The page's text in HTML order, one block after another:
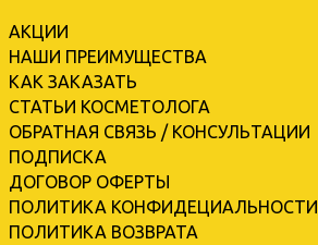
АКЦИИ
НАШИ ПРЕИМУЩЕСТВА
КАК ЗАКАЗАТЬ
СТАТЬИ КОСМЕТОЛОГА
ОБРАТНАЯ СВЯЗЬ / КОНСУЛЬТАЦИИ
ПОДПИСКА
ДОГОВОР ОФЕРТЫ
ПОЛИТИКА КОНФИДЕЦИАЛЬНОСТИ
ПОЛИТИКА ВОЗВРАТА